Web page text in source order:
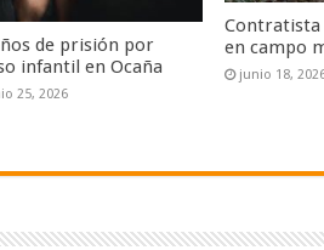
de prisión por
infantil en Ocaña
25, 2026
Contratista
en campo
junio 18,